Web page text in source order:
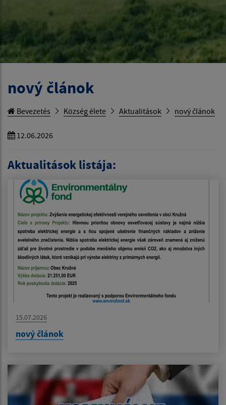
nový článok
Bevezetés Község élete Aktualitások nový článok
12.06.2026
Aktualitások listája:
15.07.2026
nový článok